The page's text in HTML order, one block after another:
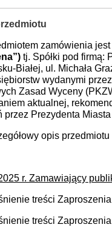
zamówienia
tj. Spółki pod firmą:
Białej, ul. Michała
wydanymi
Zasad Wyceny
aktualnej,
przez Prezydenta
opis
r. Zamawiający
treści Zaproszenia
treści